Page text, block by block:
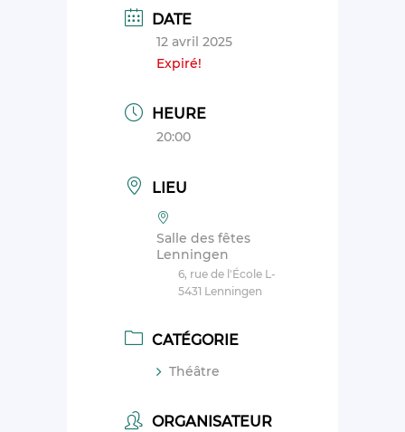
DATE
12 avril 2025
Expiré!
HEURE
20:00
LIEU
Salle des fêtes
Lenningen
6, rue de l'École L-
5431 Lenningen
CATÉGORIE
Théâtre
ORGANISATEUR